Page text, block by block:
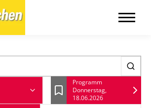
Lesezeichen
Programm
Donnerstag,
18.06.2026